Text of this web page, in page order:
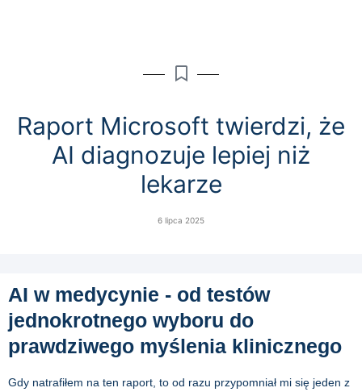
Raport Microsoft twierdzi, że
AI diagnozuje lepiej niż
lekarze
6 lipca 2025
AI w medycynie - od testów
jednokrotnego wyboru do
prawdziwego myślenia klinicznego
Gdy natrafiłem na ten raport, to od razu przypomniał mi się jeden z